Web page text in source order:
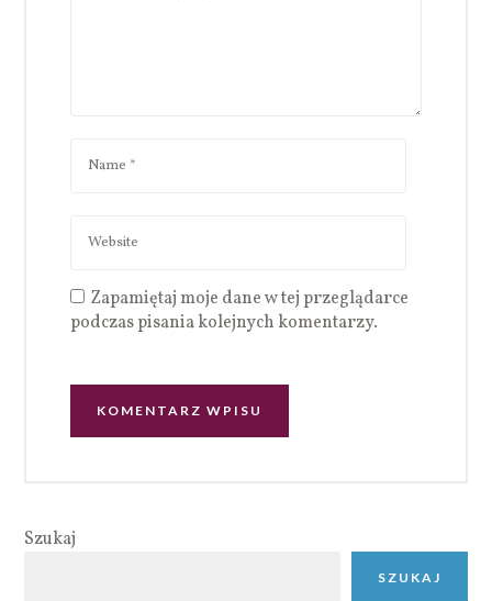
Zapamiętaj moje dane w tej przeglądarce
podczas pisania kolejnych komentarzy.
Szukaj
SZUKAJ